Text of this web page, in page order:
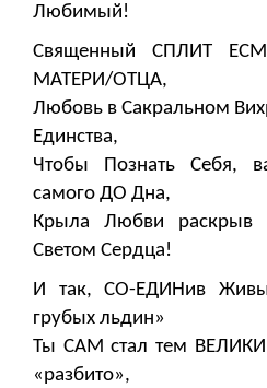
Любимый!
Священный СПЛИТ
МАТЕРИ/ОТЦА,
Любовь в Сакральном
Единства,
Чтобы Познать Себя,
самого ДО Дна,
Крыла Любви раскрыв
Светом Сердца!
И так, СО-ЕДИНив
грубых льдин»
Ты САМ стал тем
«разбито»,